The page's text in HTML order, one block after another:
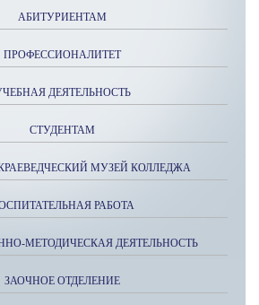
АБИТУРИЕНТАМ
ПРОФЕССИОНАЛИТЕТ
ДЕЯТЕЛЬНОСТЬ
СТУДЕНТАМ
МУЗЕЙ КОЛЛЕДЖА
РАБОТА
МЕТОДИЧЕСКАЯ ДЕЯТЕЛЬНОСТЬ
ЗАОЧНОЕ ОТДЕЛЕНИЕ